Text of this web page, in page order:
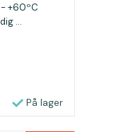
+60ºC
...
På lager